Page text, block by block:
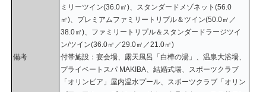
備考
ミリーツイン(36.0㎡)、スタンダードメゾネット(56.0
㎡)、プレミアムファミリートリプル＆ツイン(50.0㎡／
38.0㎡)、ファミリートリプル＆スタンダードラージツイ
ン/ツイン(36.0㎡／29.0㎡／21.0㎡)
付帯施設：宴会場、露天風呂「白樺の湯」、温泉大浴場、
プライベートスパ MAKIBA、結婚式場、スポーツクラブ
「オリンピア」屋内温水プール、スポーツクラブ「オリン